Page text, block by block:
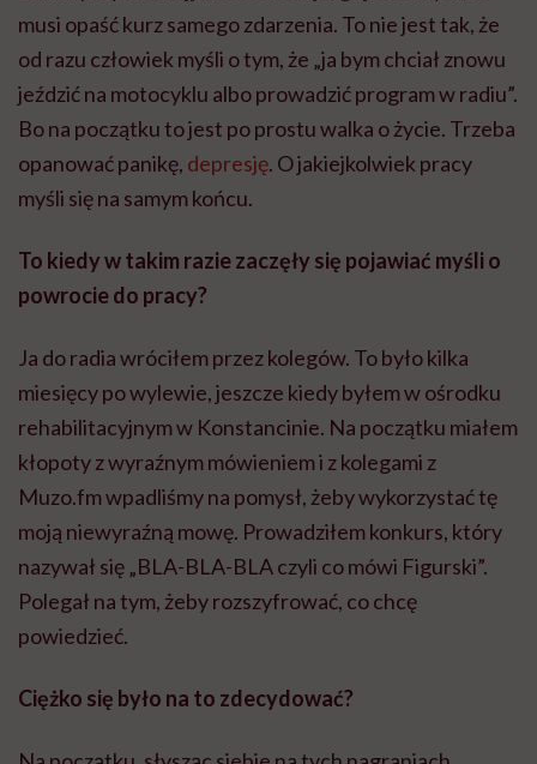
Ja do radia wróciłem przez kolegów. To było kilka
miesięcy po wylewie, jeszcze kiedy byłem w ośrodku
rehabilitacyjnym w Konstancinie. Na początku miałem
kłopoty z wyraźnym mówieniem i z kolegami z
Muzo.fm wpadliśmy na pomysł, żeby wykorzystać tę
nazywał się „BLA-BLA-BLA czyli co mówi Figurski”.
Polegał na tym, żeby rozszyfrować, co chcę
Ciężko się było na to zdecydować?
Na początku, słysząc siebie na tych nagraniach,
miałem wrażenie, że brzmiało to bardzo żałośnie. Było
to dla mnie bardzo krępujące. Ale, obracając to
wszystko w żart, bo ten konkurs był żartem,
pomagałem sobie z tym wszystkim poradzić. I ta
autoironia była w pewnym sensie moim wyjściem z